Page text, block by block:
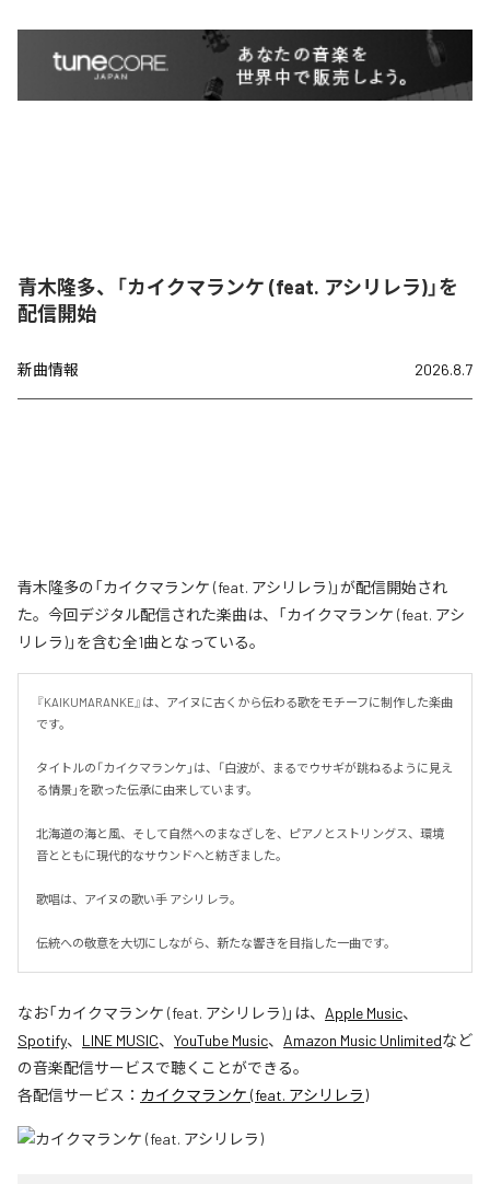
青木隆多、「カイクマランケ (feat. アシリレラ)」を
配信開始
新曲情報 2026.8.7
青木隆多の「カイクマランケ (feat. アシリレラ)」が配信開始され
た。今回デジタル配信された楽曲は、「カイクマランケ (feat. アシ
リレラ)」を含む全1曲となっている。
『KAIKUMARANKE』は、アイヌに古くから伝わる歌をモチーフに制作した楽曲
です。
タイトルの「カイクマランケ」は、「白波が、まるでウサギが跳ねるように見え
る情景」を歌った伝承に由来しています。
北海道の海と風、そして自然へのまなざしを、ピアノとストリングス、環境
音とともに現代的なサウンドへと紡ぎました。
歌唱は、アイヌの歌い手 アシリレラ。
伝統への敬意を大切にしながら、新たな響きを目指した一曲です。
なお「カイクマランケ (feat. アシリレラ)」は、 Apple Music、
Spotify、 LINE MUSIC、 YouTube Music、 Amazon Music Unlimitedなど
の音楽配信サービスで聴くことができる。
各配信サービス： カイクマランケ (feat. アシリレラ)